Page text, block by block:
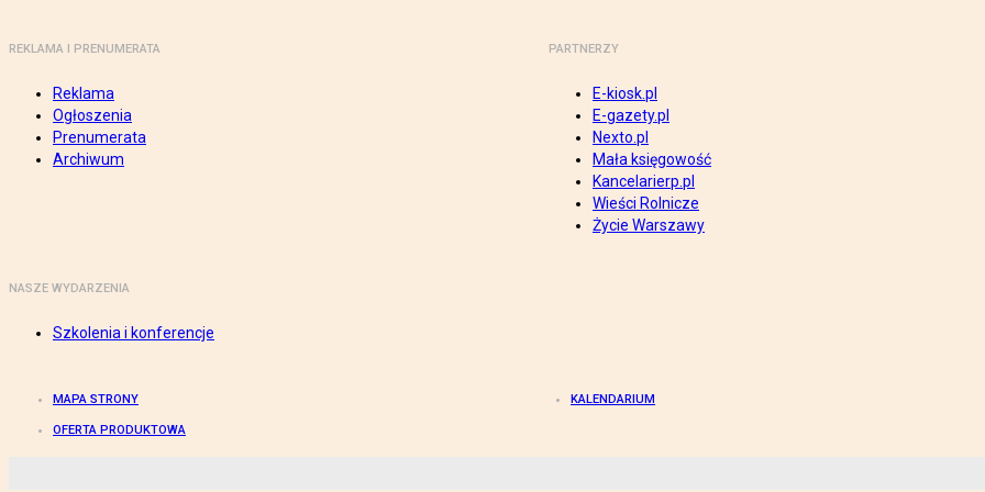
REKLAMA I PRENUMERATA
Reklama
Ogłoszenia
Prenumerata
Archiwum
PARTNERZY
E-kiosk.pl
E-gazety.pl
Nexto.pl
Mała księgowość
Kancelarierp.pl
Wieści Rolnicze
Życie Warszawy
NASZE WYDARZENIA
Szkolenia i konferencje
MAPA STRONY KALENDARIUM
OFERTA PRODUKTOWA